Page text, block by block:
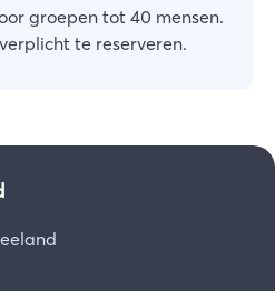
groepen tot 40 mensen.
te reserveren.